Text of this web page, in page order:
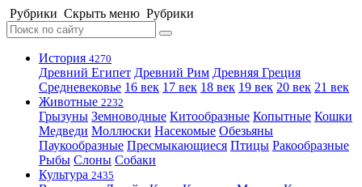
Рубрики Скрыть меню Рубрики
История 4270
Древний Египет Древний Рим Древняя Греция
Средневековье 16 век 17 век 18 век 19 век 20 век 21 век
Животные 2232
Грызуны Земноводные Китообразные Копытные Кошки
Медведи Моллюски Насекомые Обезьяны
Паукообразные Пресмыкающиеся Птицы Ракообразные
Рыбы Слоны Собаки
Культура 2435